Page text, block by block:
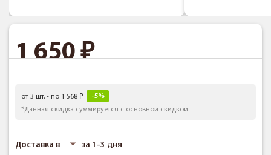
1 650
от 3 шт. - по 1 568
-5%
*Данная скидка суммируется с основной скидкой
Доставка в за 1-3 дня